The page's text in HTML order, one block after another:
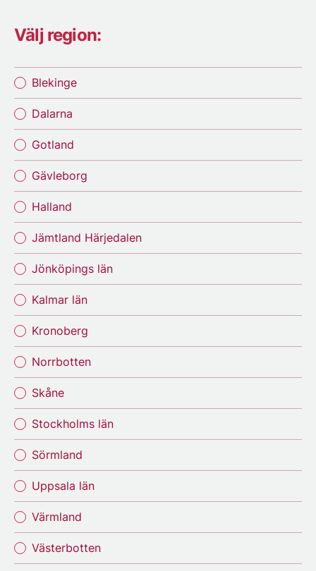
Välj region:
Blekinge
Dalarna
Gotland
Gävleborg
Halland
Jämtland Härjedalen
Jönköpings län
Kalmar län
Kronoberg
Norrbotten
Skåne
Stockholms län
Sörmland
Uppsala län
Värmland
Västerbotten